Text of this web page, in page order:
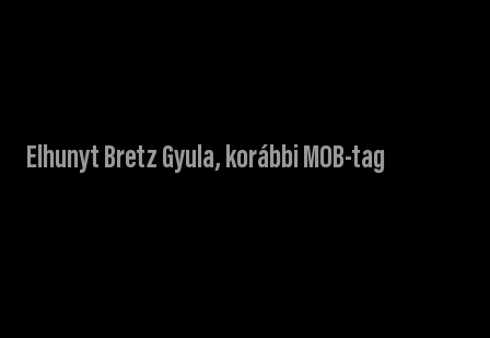
Elhunyt Bretz Gyula, korábbi MOB-tag